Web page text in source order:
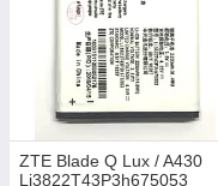
ZTE Blade Q Lux / A430
Li3822T43P3h675053